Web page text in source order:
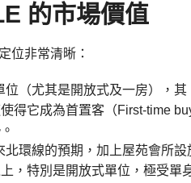
的市場價值
位非常清晰：
位（尤其是開放式及一房），
得它成為首置客（First-time
北環線的預期，加上屋苑會所
，特別是開放式單位，極受單